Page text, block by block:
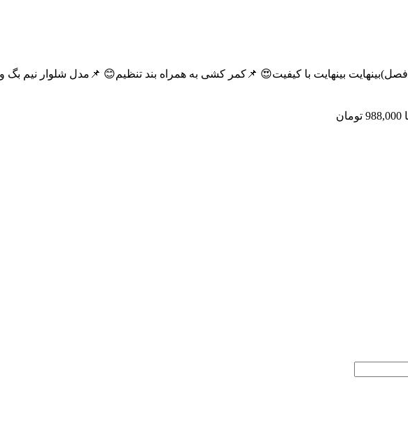
کیفیت تضمین بی قید و شرط👌 📌جنس شلوار دورس ماکان(۴فصل)بینهایت بینهایت با کیفیت😍 📌کمر کشی به همراه بند